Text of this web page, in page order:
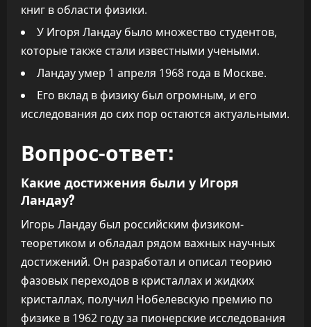
книг в области физики.
У Игоря Ландау было множество студентов,
которые также стали известными учеными.
Ландау умер 1 апреля 1968 года в Москве.
Его вклад в физику был огромным, и его
исследования до сих пор остаются актуальными.
Вопрос-ответ:
Какие достижения были у Игоря
Ландау?
Игорь Ландау был российским физиком-
теоретиком и обладал рядом важных научных
достижений. Он разработал и описал теорию
фазовых переходов в кристаллах и жидких
кристаллах, получил Нобелевскую премию по
физике в 1962 году за пионерские исследования